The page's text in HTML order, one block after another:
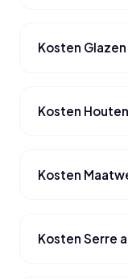
Kosten
Kosten
Kosten
Kosten Serre